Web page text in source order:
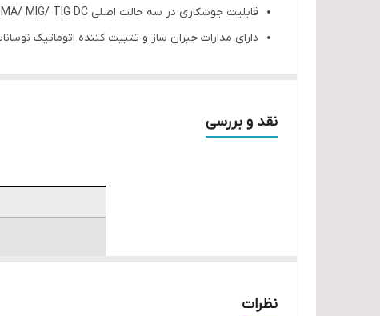
قابلیت جوشکاری در سه حالت اصلی MMA/ MIG/ TIG DC
دارای مدارات جبران ساز و تثبیت کننده اتوماتیک
سازگاری با شرایط سخت آب و هوایی
دارای بدنه ای مستحکم همراه با دسته های کاملاً ضد
نقد و بررسی
نظرات